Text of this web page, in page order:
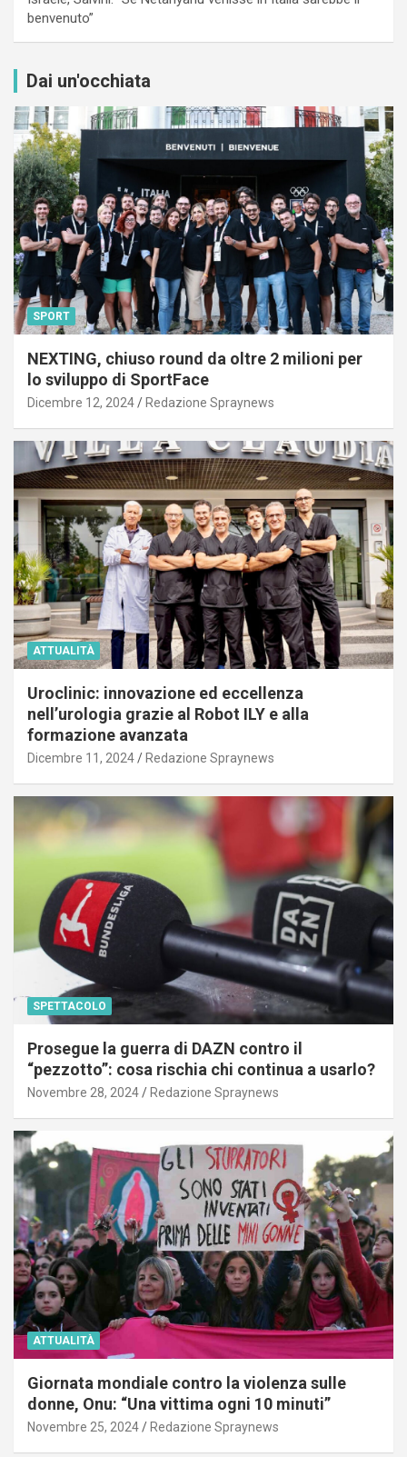
benvenuto”
Dai un'occhiata
SPORT
NEXTING, chiuso round da oltre 2 milioni per
lo sviluppo di SportFace
Dicembre 12, 2024 Redazione Spraynews
ATTUALITÀ
Uroclinic: innovazione ed eccellenza
nell’urologia grazie al Robot ILY e alla
formazione avanzata
Dicembre 11, 2024 Redazione Spraynews
SPETTACOLO
Prosegue la guerra di DAZN contro il
“pezzotto”: cosa rischia chi continua a usarlo?
Novembre 28, 2024 Redazione Spraynews
ATTUALITÀ
Giornata mondiale contro la violenza sulle
donne, Onu: “Una vittima ogni 10 minuti”
Novembre 25, 2024 Redazione Spraynews